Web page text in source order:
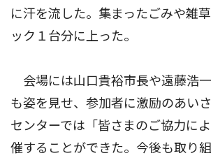
に汗を流した。集まったごみや雑
ック１台分に上った。
会場には山口貴裕市長や遠藤浩
も姿を見せ、参加者に激励のあい
センターでは「皆さまのご協力に
催することができた。今後も取り